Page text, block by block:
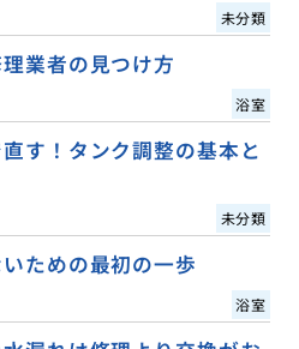
未分類
業者の見つけ方
浴室
す！タンク調整の基本と
未分類
ための最初の一歩
浴室